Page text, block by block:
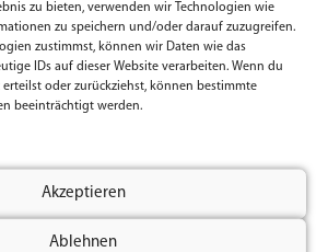
zu bieten, verwenden wir Technologien wie
zu speichern und/oder darauf zuzugreifen.
zustimmst, können wir Daten wie das
IDs auf dieser Website verarbeiten. Wenn du
oder zurückziehst, können bestimmte
beeinträchtigt werden.
Akzeptieren
Ablehnen
für
mit Orajet Rapid Air Digitaldruck